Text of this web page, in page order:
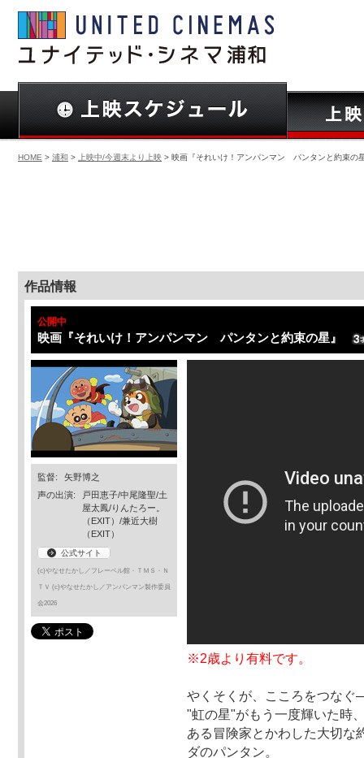
HOME > 浦和 > 上映中/今週末より上映 > 映画『それいけ！アンパンマン パンタンと約束の
作品情報
公開中
映画『それいけ！アンパンマン パンタンと約束の星』
監督:
矢野博之
声の出演:
戸田恵子/中尾隆聖/土
屋太鳳/りんたろー。
（EXIT）/兼近大樹
（EXIT）
公式サイト
(c)やなせたかし／フレーベル館・ＴＭＳ・Ｎ
ＴＶ (c)やなせたかし／アンパンマン製作委員
会2026
※2歳より有料です。
やくそくが、こころをつな
"虹の星"がもう一度輝いた時
ある冒険家とかわした大切な
ダのパンタン。